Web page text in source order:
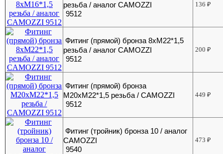
резьба / аналог CAMOZZI
9512
136₽
Фитинг (прямой) бронза 8хМ22*1,5
резьба / аналог CAMOZZI
9512
200₽
Фитинг (прямой) бронза
М20хМ22*1,5 резьба / CAMOZZI
9512
449₽
Фитинг (тройник) бронза 10 / аналог
CAMOZZI
9540
473₽